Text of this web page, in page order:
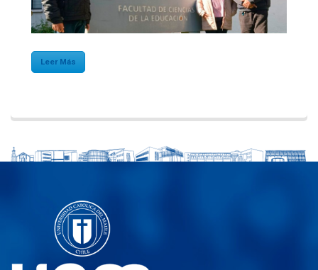
Leer Más